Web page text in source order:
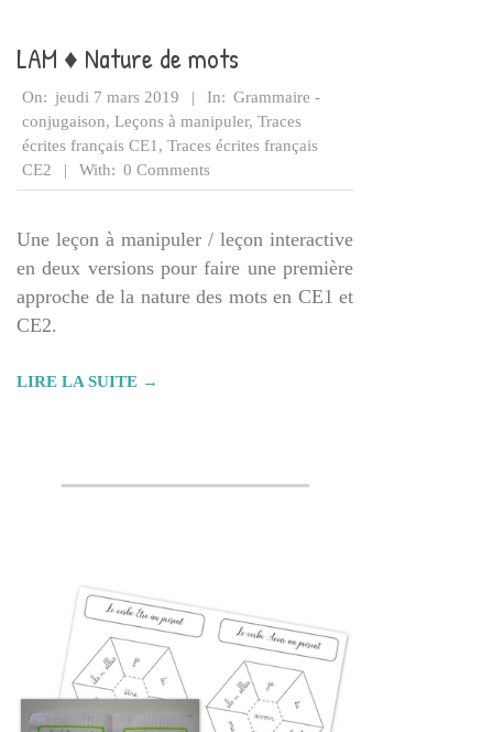
LAM ♦ Nature de mots
2019-
03-
07
On: jeudi 7 mars 2019 In: Grammaire -
conjugaison, Leçons à manipuler, Traces
écrites français CE1 , Traces écrites français
CE2
With: 0 Comments
Une leçon à manipuler / leçon interactive
en deux versions pour faire une première
approche de la nature des mots en CE1 et
CE2.
LIRE LA SUITE →